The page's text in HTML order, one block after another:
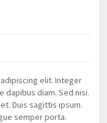
elit. Integer
dapibus diam. Sed nisi.
Duis sagittis ipsum.
semper porta.